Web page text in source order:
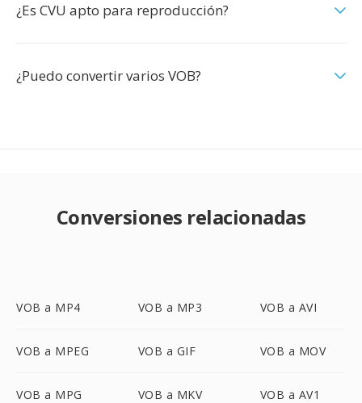
¿Es CVU apto para reproducción?
¿Puedo convertir varios VOB?
Conversiones relacionadas
VOB a MP4 VOB a MP3 VOB a AVI
VOB a MPEG VOB a GIF VOB a MOV
VOB a MPG VOB a MKV VOB a AV1